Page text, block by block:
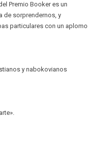
Premio Booker es un
de sorprendernos, y
particulares con un aplomo
y nabokovianos